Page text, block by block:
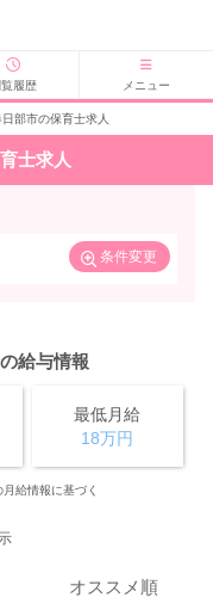
覧履歴 メニュー
日部市の保育士求人
士求人
条件変更
給与情報
最低月給
18万円
給情報に基づく
オススメ順